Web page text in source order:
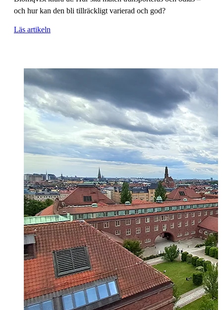
och hur kan den bli tillräckligt varierad och god?
Läs artikeln